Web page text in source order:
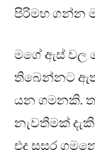
පිරිමහ ගන්න
මගේ ඇස් වල
තිබෙන්නට
යන ගමනකි.
නැවතීමක්
එද සසර